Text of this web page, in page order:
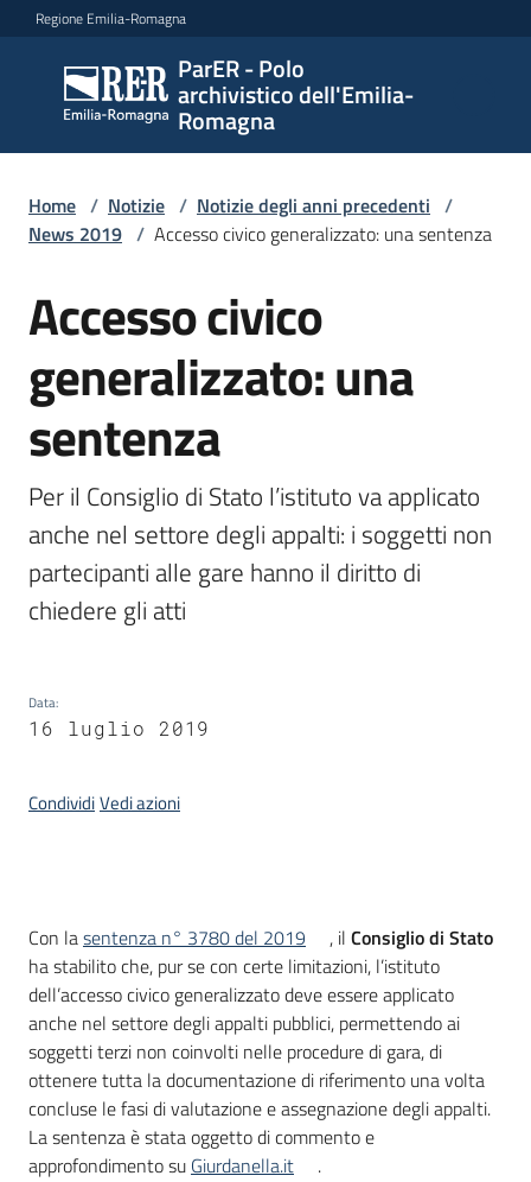
Vai al contenuto
Vai alla navigazione
Vai al footer
Regione Emilia-Romagna
ParER - Polo
archivistico dell'Emilia-
Romagna
ParER -
Polo
archivistico
Romagna
Polo
archivistico
Archivio
storico
Conservazione
Argomenti
Contatti
su
Home / Notizie / Notizie degli anni precedenti /
News 2019 / Accesso civico generalizzato: una sentenza
Salta al contenuto
Accesso civico
generalizzato: una
sentenza
Per il Consiglio di Stato l’istituto va applicato
anche nel settore degli appalti: i soggetti non
partecipanti alle gare hanno il diritto di
chiedere gli atti
Data:
16 luglio 2019
CondividiVedi azioni
Introduzione
Con lasentenza n° 3780 del 2019 , il Consiglio di Stato
ha stabilito che, pur se con certe limitazioni, l’istituto
dell’accesso civico generalizzato deve essere applicato
anche nel settore degli appalti pubblici, permettendo ai
soggetti terzi non coinvolti nelle procedure di gara, di
ottenere tutta la documentazione di riferimento una volta
concluse le fasi di valutazione e assegnazione degli appalti.
La sentenza è stata oggetto di commento e
approfondimento su Giurdanella.it
.